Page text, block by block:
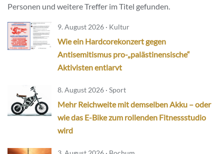
Personen und weitere Treffer im Titel gefunden.
9. August 2026 · Kultur
Wie ein Hardcorekonzert gegen
Antisemitismus pro-„palästinensische“
Aktivisten entlarvt
8. August 2026 · Sport
Mehr Reichweite mit demselben Akku – oder
wie das E-Bike zum rollenden Fitnessstudio
wird